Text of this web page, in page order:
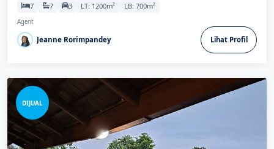
7 7 3 LT: 1200m² LB: 700m²
Agent
Jeanne Rorimpandey Lihat Profil
DIJUAL